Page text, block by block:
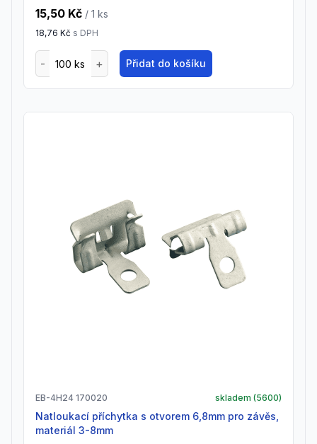
15,50 Kč / 1 ks
18,76 Kč s DPH
Přidat do košíku
EB-4H24 170020 skladem (5600)
natloukací příchytka s otvorem 6,8mm pro závěs,
materiál 3-8mm